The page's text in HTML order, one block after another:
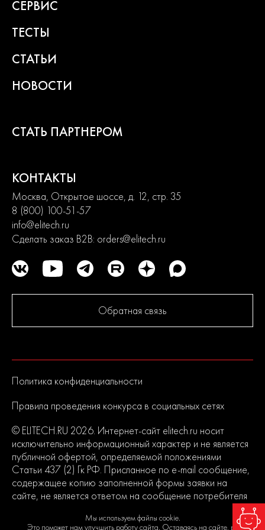
состоит из сбалансированного ассортимента, способного
продвинутых. Продуманная конструкция узлов обеспечивает
Современный дизайн и превосходная эргономика
превращают любой рабочий процесс в удовольствие.
СЕРВИС
ТЕСТЫ
СТАТЬИ
НОВОСТИ
СТАТЬ ПАРТНЕРОМ
КОНТАКТЫ
Москва, Открытое шоссе, д. 12, стр. 35
8 (800) 100-51-57
info@elitech.ru
Сделать заказ B2B: orders@elitech.ru
Обратная связь
Политика конфиденциальности
Правила проведения конкурса в социальных сетях
© ELITECH.RU 2026. Интернет-сайт elitech.ru носит
исключительно информационный характер и не является
публичной офертой, определяемой положениями
Статьи 437 (2) Гк РФ. Присланное по e-mail сообщение,
содержащее копию заполненной формы заявки на
сайте, не является ответом на сообщение потребителя
сайта.
Мы используем файлы cookie.
Это поможет нам улучшить работу сайта. Оставаясь на сайте, вы